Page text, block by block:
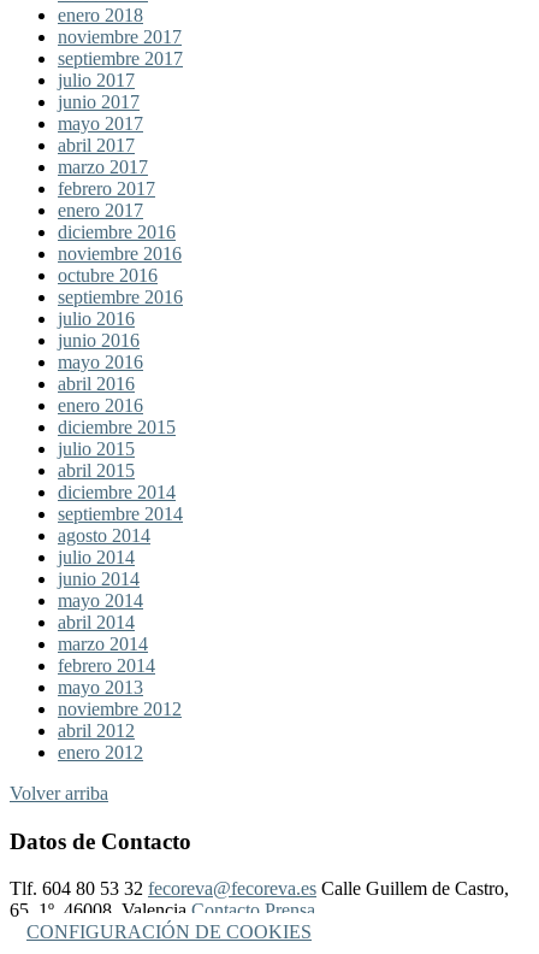
enero 2018
noviembre 2017
septiembre 2017
julio 2017
junio 2017
mayo 2017
abril 2017
marzo 2017
febrero 2017
enero 2017
diciembre 2016
noviembre 2016
octubre 2016
septiembre 2016
julio 2016
junio 2016
mayo 2016
abril 2016
enero 2016
diciembre 2015
julio 2015
abril 2015
diciembre 2014
septiembre 2014
agosto 2014
julio 2014
junio 2014
mayo 2014
abril 2014
marzo 2014
febrero 2014
mayo 2013
noviembre 2012
abril 2012
enero 2012
Volver arriba
Datos de Contacto
Tlf. 604 80 53 32 fecoreva@fecoreva.es Calle Guillem de Castro,
65, 1º, 46008, Valencia Contacto Prensa
CONFIGURACIÓN DE COOKIES